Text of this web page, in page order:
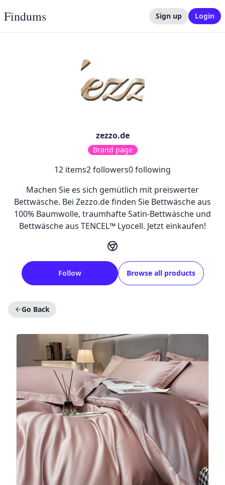
Findums Sign up Login
zezzo.de
Brand page
12 items2followers0following
Machen Sie es sich gemütlich mit preiswerter
Bettwäsche. Bei Zezzo.de finden Sie Bettwäsche aus
100% Baumwolle, traumhafte Satin-Bettwäsche und
Bettwäsche aus TENCEL™ Lyocell. Jetzt einkaufen!
Follow Browse all products
Go Back